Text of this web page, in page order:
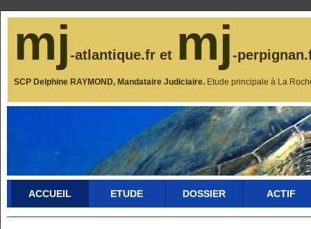
mj-atlantique.fr et mj-
SCP Delphine RAYMOND, Mandataire Judiciaire. Etude principale à La
ACCUEIL ETUDE DOSSIER ACTIF